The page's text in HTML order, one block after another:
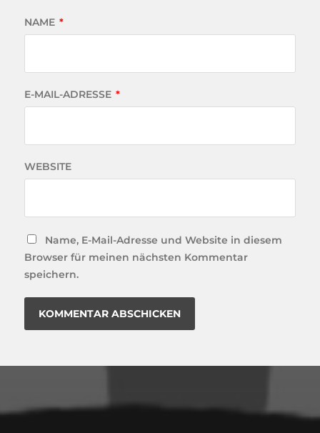
NAME *
E-MAIL-ADRESSE *
WEBSITE
Name, E-Mail-Adresse und Website in diesem
Browser für meinen nächsten Kommentar
speichern.